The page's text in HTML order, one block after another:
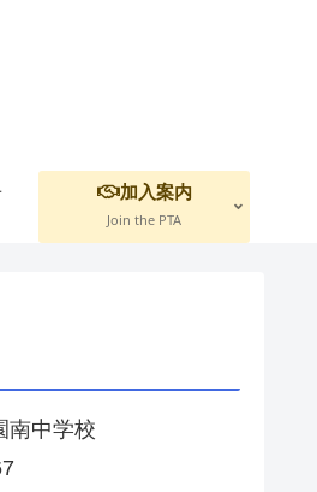
加入案内
Join the PTA
南中学校